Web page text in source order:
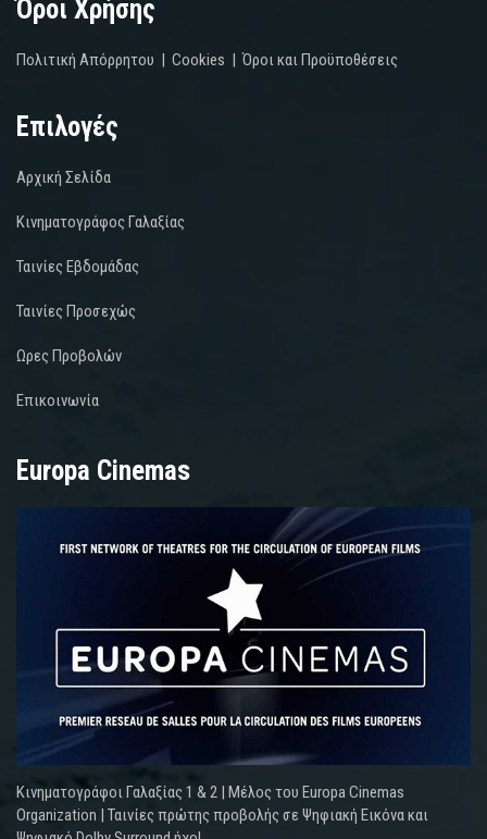
Όροι Χρήσης
Πολιτική Απόρρητου | Cookies |Όροι και Προϋποθέσεις
Επιλογές
Αρχική Σελίδα
Κινηματογράφος Γαλαξίας
Ταινίες Εβδομάδας
Ταινίες Προσεχώς
Ωρες Προβολών
Επικοινωνία
Europa Cinemas
Κινηματογράφοι Γαλαξίας 1 & 2 | Μέλος του Europa Cinemas
Organization | Ταινίες πρώτης προβολής σε Ψηφιακή Εικόνα και